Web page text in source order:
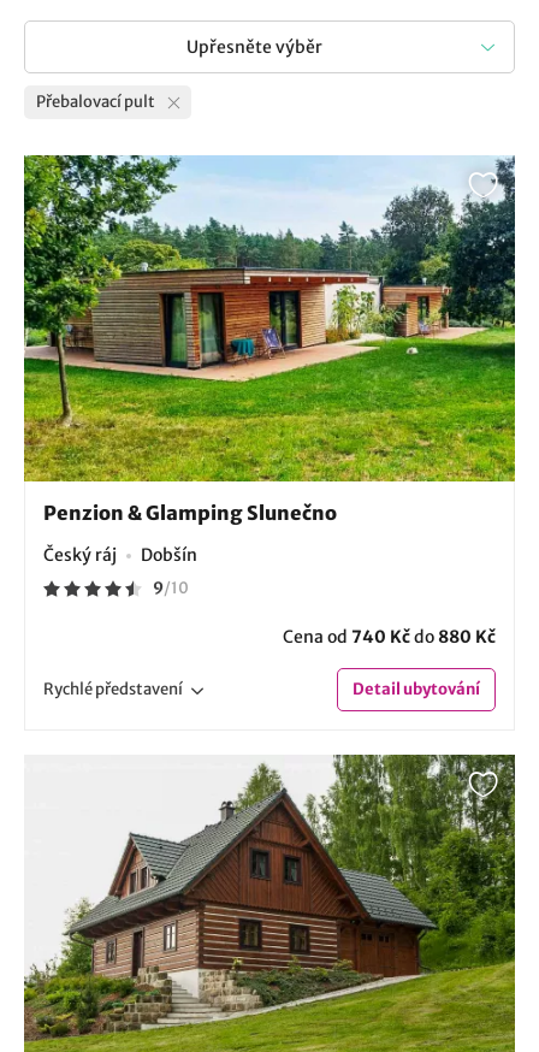
Upřesněte výběr
Přebalovací pult
Penzion & Glamping Slunečno
Český ráj Dobšín
9/10
Cena od 740 Kčdo 880 Kč
Rychlépředstavení Detailubytování